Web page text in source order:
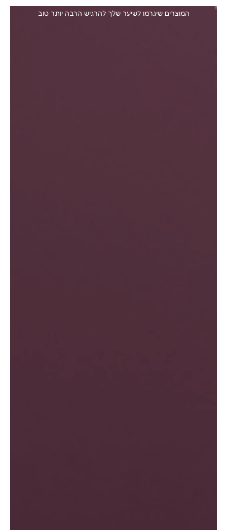
המוצרים שיגרמו לשיער שלך להרגיש הרבה יותר טוב